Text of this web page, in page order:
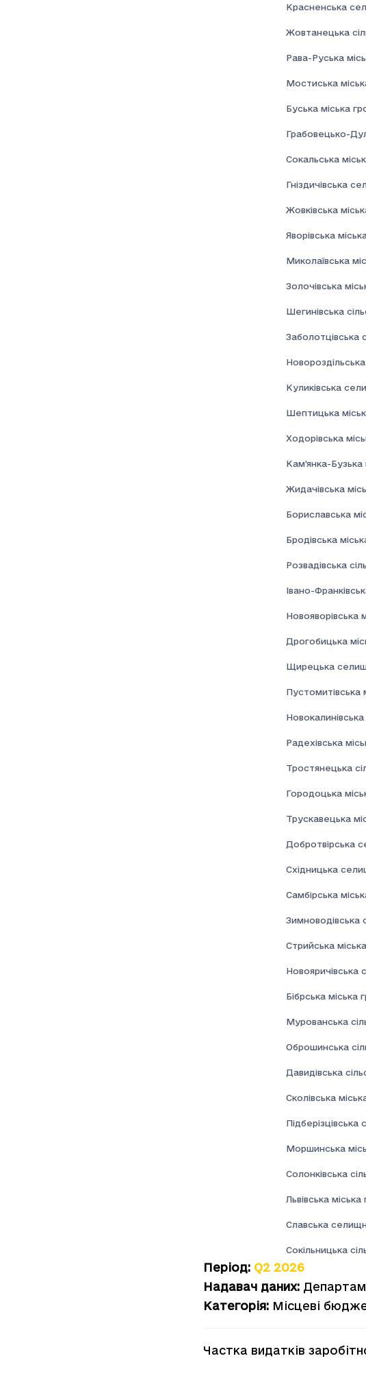
Красненська
Жовтанецька
Рава-Руська
Мостиська
Буська міська
Грабовецько-
Сокальська
Гніздичівська
Жовківська
Яворівська
Миколаївська
Золочівська
Шегинівська
Заболотцівська
Куликівська
Шептицька
Ходорівська
Кам'янка-Бузька
Жидачівська
Бориславська
Бродівська
Розвадівська
Івано-
Новояворівська
Дрогобицька
Щирецька
Пустомитівська
Радехівська
Тростянецька
Городоцька
Трускавецька
Добротвірська
Східницька
Самбірська
Зимноводівська
Стрийська
Бібрська міська
Мурованська
Оброшинська
Давидівська
Сколівська
Підберізцівська
Моршинська
Солонківська
Львівська
Славська
Сокільницька
Період: Q2 2026
Надавач даних:
Категорія: Місцеві
Частка видатків